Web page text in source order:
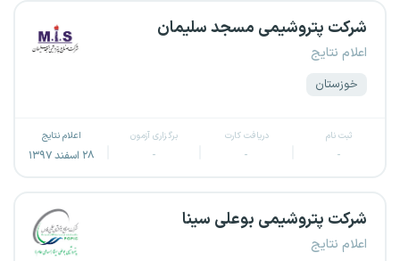
شرکت پتروشیمی مسجد سلیمان
اعلام نتایج
خوزستان
ثبت نام
-
دریافت کارت
-
برگزاری آزمون
-
اعلام نتایج
۲۸ اسفند ۱۳۹۷
شرکت پتروشیمی بوعلی سینا
اعلام نتایج